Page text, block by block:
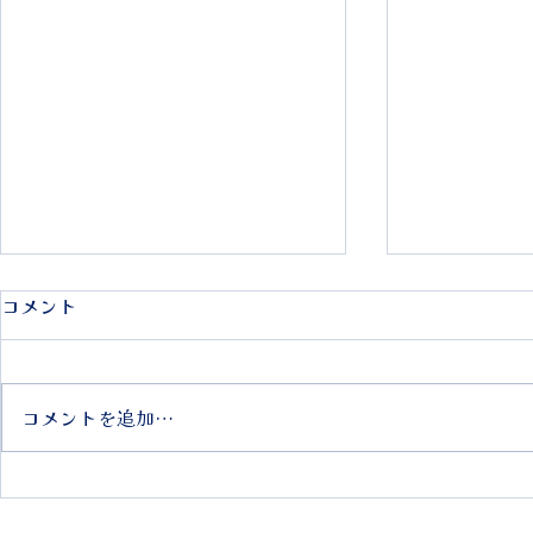
2026年 ミニグルメの会(納涼
ミニグル
コメント
コメントを追加…